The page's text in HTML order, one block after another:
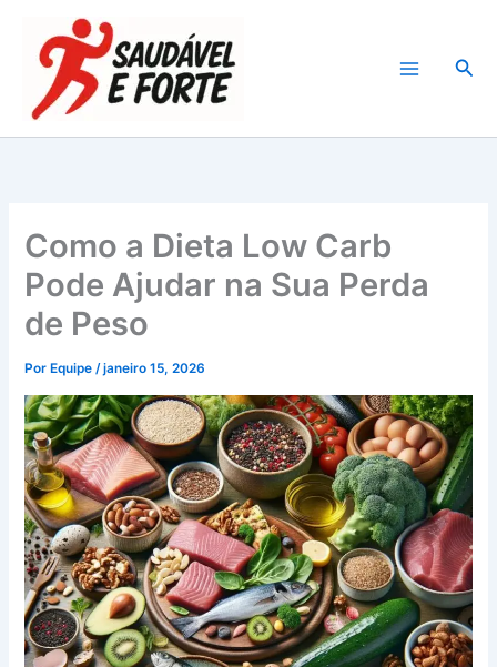
conteúdo
Como a Dieta Low Carb
Pode Ajudar na Sua Perda
de Peso
Por Equipe/janeiro 15, 2026